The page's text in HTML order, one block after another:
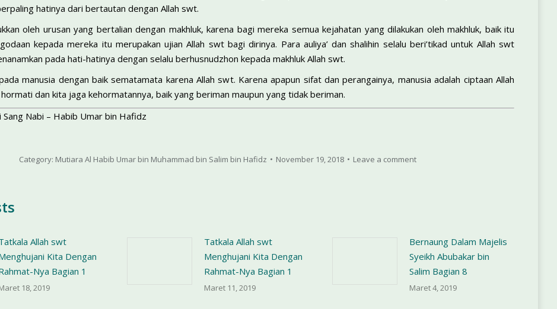
hatinya dari bertautan dengan Allah swt.
oleh urusan yang bertalian dengan makhluk, karena bagi mereka semua kejahatan yang dilakukan oleh makhluk, baik itu
kepada mereka itu merupakan ujian Allah swt bagi dirinya. Para auliya’ dan shalihin selalu beri’tikad untuk Allah swt
pada hati-hatinya dengan selalu berhusnudzhon kepada makhluk Allah swt.
manusia dengan baik semata­mata karena Allah swt. Karena apapun sifat dan perangainya, manusia adalah ciptaan Allah
dan kita jaga kehormatannya, baik yang beriman maupun yang tidak beriman.
Sang Nabi – Habib Umar bin Hafidz
Category: Mutiara Al Habib Umar bin Muhammad bin Salim bin Hafidz November 19, 2018 Leave a comment
Allah swt
Kita Dengan
Nya Bagian 1
18, 2019
Tatkala Allah swt
Menghujani Kita Dengan
Rahmat-Nya Bagian 1
Maret 11, 2019
Bernaung Dalam Majelis
Syeikh Abubakar bin
Salim Bagian 8
Maret 4, 2019